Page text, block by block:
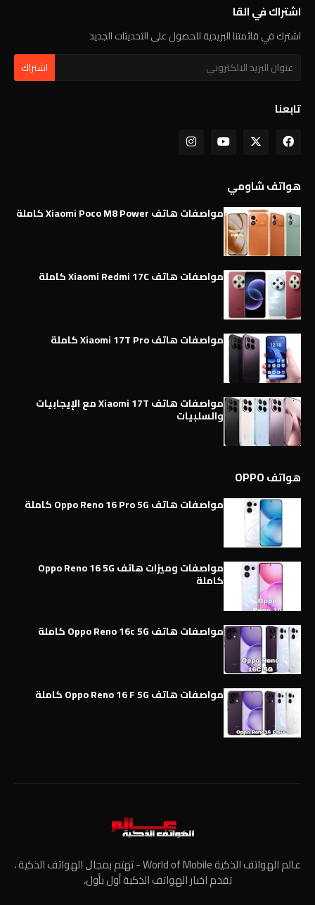
اشتراك في القا
اشترك في قائمتنا البريدية للحصول على التحديثات الجديد
تابعنا
هواتف شاومي
مواصفات هاتف Xiaomi Poco M8 Power كاملة
مواصفات هاتف Xiaomi Redmi 17C كاملة
مواصفات هاتف Xiaomi 17T Pro كاملة
مواصفات هاتف Xiaomi 17T مع الإيجابيات
والسلبيات
هواتف OPPO
مواصفات هاتف Oppo Reno 16 Pro 5G كاملة
مواصفات وميزات هاتف Oppo Reno 16 5G
كاملة
مواصفات هاتف Oppo Reno 16c 5G كاملة
مواصفات هاتف Oppo Reno 16 F 5G كاملة
عالم الهواتف الذكية World of Mobile - ﺗﻬﺘﻢ ﺑﻤﺠﺎﻝ الهواتف الذكية ،
تقدم اخبار الهواتف الذكية أول بأول،